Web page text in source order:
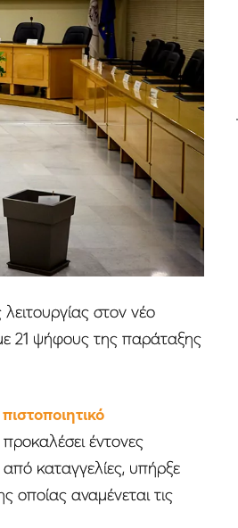
στον νέο
21 ψήφους της παράταξης
έντονες
καταγγελίες, υπήρξε
οποίας αναμένεται τις